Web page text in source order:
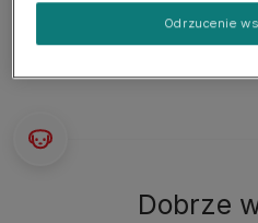
Dobrze
Odrzucenie